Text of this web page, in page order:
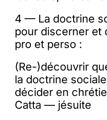
4 — La doctrine
pour discerner et
pro et perso :
(Re-)découvrir
la doctrine
décider en
Catta — jésuite